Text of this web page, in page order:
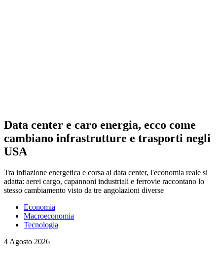
Data center e caro energia, ecco come
cambiano infrastrutture e trasporti negli
USA
Tra inflazione energetica e corsa ai data center, l'economia reale si
adatta: aerei cargo, capannoni industriali e ferrovie raccontano lo
stesso cambiamento visto da tre angolazioni diverse
Economia
Macroeconomia
Tecnologia
4 Agosto 2026